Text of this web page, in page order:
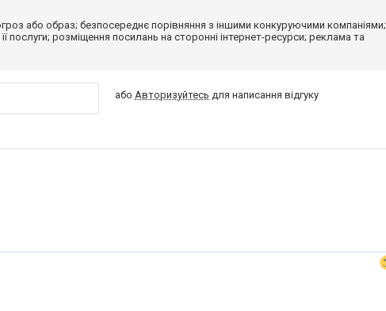
або образ; безпосереднє порівняння з іншими конкуруючими компаніями;
послуги; розміщення посилань на сторонні інтернет-ресурси; реклама та
або Авторизуйтесь для написання відгуку